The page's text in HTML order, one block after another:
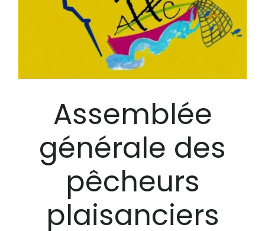
Assemblée
générale des
pêcheurs
plaisanciers